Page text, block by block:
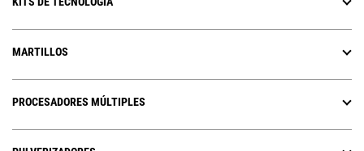
MARTILLOS
PROCESADORES MÚLTIPLES